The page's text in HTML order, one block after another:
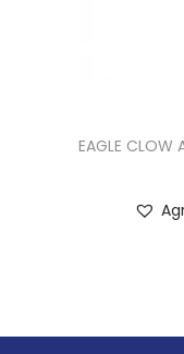
EAGLE CLOW